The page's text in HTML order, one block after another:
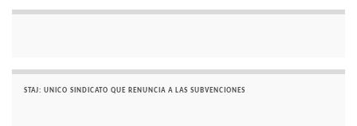
STAJ: UNICO SINDICATO QUE RENUNCIA A LAS SUBVENCIONES